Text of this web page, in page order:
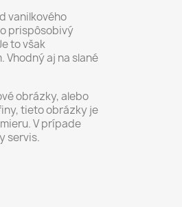
vanilkového
prispôsobivý
to však
Vhodný aj na slané
obrázky, alebo
tieto obrázky je
V prípade
servis.